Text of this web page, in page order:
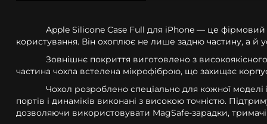
Apple Silicone Case Full для iPhone — це фірмовий
користування. Він охоплює не лише задню частину, а й
Зовнішнє покриття виготовлено з
частина чохла встелена мікрофіброю, що захищає
Чохол розроблено спеціально для кожної
портів і динаміків виконані з високою точністю.
дозволяючи використовувати MagSafe-зарадки, тримачі